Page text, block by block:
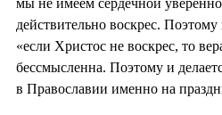
действительно воскрес.
«если Христос не воскрес, то
бессмысленна. Поэтому и
в Православии именно на